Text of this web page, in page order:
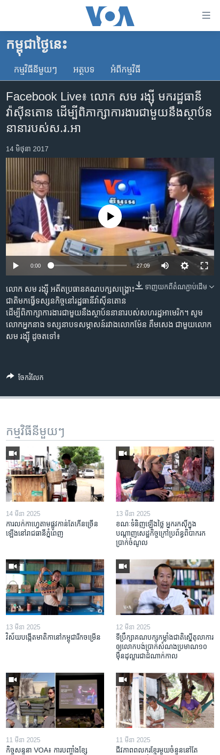
គេហទំព័រ​
ទាក់ទង
និង​
ចូល​
ទៅ​​
ទំព័រ​
ព័ត៌មាន​​
ម្តង
ទំព័រ​
រចនា
សម្ព័ន្ធ​
រំលង​
និង​
កាន់​
ទំព័រ​
ស្វែង​
រក
កម្ពុជា
អន្តរជាតិ
ចិន
ហេឡូវីអូអេ
ព្រឹត្តិការណ៍ព័ត៌មាន
ទូរទស្សន៍ / វីដេអូ​
វិទ្យុ / ផតខាសថ៍
កម្មវិធីទាំងអស់
Khmer English
បណ្តាញ​សង្គម
ភាសា
កម្ពុជាថ្ងៃនេះ
កម្មវិធី​នីមួយៗ អត្ថបទ​ អំពី​កម្មវិធី​
Facebook Live៖ លោក សម រង្ស៊ី មក​រដ្ឋធានី​
វ៉ាស៊ីនតោន ដើម្បី​ពិភាក្សា​ការងារ​ជាមួយ​នឹង​ស្ថាប័ន​
នានា​របស់​ស.រ.អា
14 មិថុនា 2017
No media source currently available
0:00 27:09
ទាញ​យក​ពី​តំណភ្ជាប់​ដើម
លោក សម រង្ស៊ី អតីត​ប្រធាន​គណបក្ស​សង្គ្រោះ​
ជាតិ​មក​ធ្វើ​ទស្សនកិច្ច​នៅ​រដ្ឋធានី​វ៉ាស៊ីនតោន
ដើម្បី​ពិភាក្សា​ការងារ​ជាមួយ​នឹង​ស្ថាប័ន​នានា​របស់​សហរដ្ឋ​អាមេរិក។ សូម​
លោក​អ្នកនាង ទស្សនា​បទសម្ភាសន៍​រវាង​លោក​ម៉ែន គឹមសេង ជាមួយ​លោក
សម រង្ស៊ី ដូច​តទៅ៖
ចែករំលែក
កម្មវិធី​នីមួយៗ
14 មីនា 2025
ការលក់​កាហ្វេ​តាម​ផ្លូវ​កាន់តែ​កើន​ច្រើន​
ឡើង​នៅ​រាជធានី​ភ្នំពេញ
13 មីនា 2025
ខណៈទំនិញឡើងថ្លៃ អ្នករកស៊ីក្នុង​
បណ្តាញ​សេដ្ឋកិច្ចក្រៅ​ប្រព័ន្ធពិបាក​រក​
ប្រាក់​ចំណូល
13 មីនា 2025
វិស័យ​បង្កើត​មាតិកា​នៅ​កម្ពុជា​រីក​ចម្រើន
12 មីនា 2025
ទីប្រឹក្សា​គណបក្ស​កម្លាំង​ជាតិ​ស្នើ​តុលាការ​
ឲ្យ​លោក​បង់ប្រាក់​សំណង​ប្រមាណ​១០​
ម៉ឺន​ដុល្លារ​ជា​ដំណាក់កាល
11 មីនា 2025
កិច្ចសន្ទនា VOA៖ ការ​បញ្ចាំង​ខ្សែ
11 មីនា 2025
ជីវភាពពលករខ្មែរមួយចំនួននៅតែ